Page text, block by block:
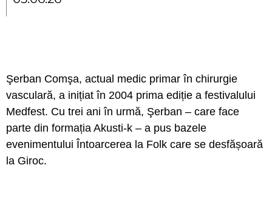
Şerban Comşa, actual medic primar în chirurgie
vasculară, a inițiat în 2004 prima ediție a festivalului
Medfest. Cu trei ani în urmă, Şerban – care face
parte din formația Akusti-k – a pus bazele
evenimentului Întoarcerea la Folk care se desfășoară
la Giroc.